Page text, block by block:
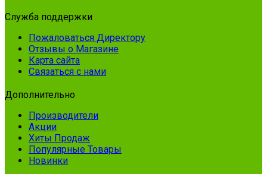
Служба поддержки
Пожаловаться Директору
Отзывы о Магазине
Карта сайта
Связаться с нами
Дополнительно
Производители
Акции
Хиты Продаж
Популярные Товары
Новинки